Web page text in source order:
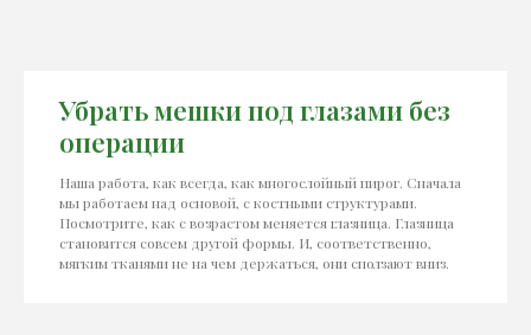
Убрать мешки под глазами без
операции
Наша работа, как всегда, как многослойный пирог. Сначала
мы работаем над основой, с костными структурами.
Посмотрите, как с возрастом меняется глазница. Глазница
становится совсем другой формы. И, соответственно,
мягким тканями не на чем держаться, они сползают вниз.